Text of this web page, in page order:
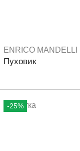
Размеры
ENRICO MANDELLI
Пуховик
-25%